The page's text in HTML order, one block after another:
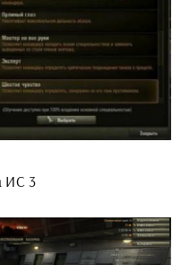
ИС 3